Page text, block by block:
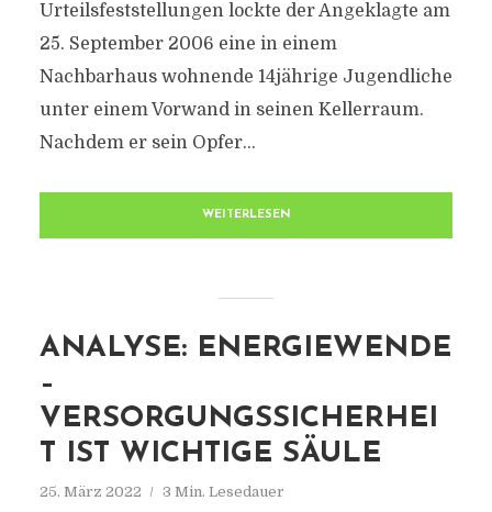
Urteilsfeststellungen lockte der Angeklagte am
25. September 2006 eine in einem
Nachbarhaus wohnende 14jährige Jugendliche
unter einem Vorwand in seinen Kellerraum.
Nachdem er sein Opfer...
WEITERLESEN
ANALYSE: ENERGIEWENDE
–
VERSORGUNGSSICHERHEI
T IST WICHTIGE SÄULE
25. März 2022 3 Min. Lesedauer